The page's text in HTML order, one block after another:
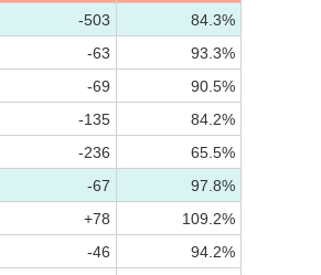
-503
84.3%
-63
93.3%
-69
90.5%
-135
84.2%
-236
65.5%
-67
97.8%
+78
109.2%
-46
94.2%